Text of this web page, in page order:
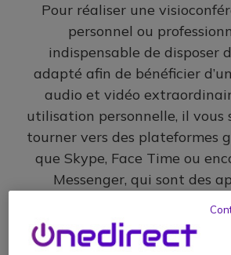
Pour réaliser une
personnel ou
indispensable de disposer
adapté afin de bénéficier
audio et vidéo
utilisation personnelle, il vous
tourner vers des plateformes
que Skype, Face Time ou
Messenger, qui sont des
vidéo gratuite. Pour ce qui
professionnel, le choix d’un